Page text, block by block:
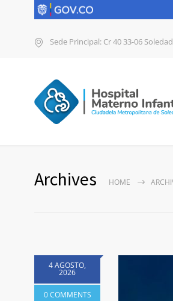
Sede Principal: Cr 40 33-06
Archives HOME
4 AGOSTO,
2026
0 COMMENTS